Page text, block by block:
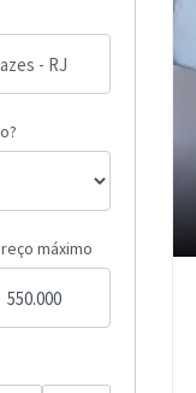
máximo